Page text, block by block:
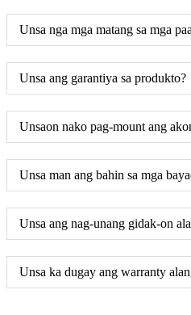
Unsa nga mga matang sa mga
Unsa ang garantiya sa produkto?
Unsaon nako pag-mount ang
Unsa man ang bahin sa mga
Unsa ang nag-unang gidak-on
Unsa ka dugay ang warranty